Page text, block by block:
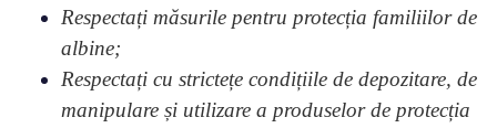
Respectați măsurile pentru protecția familiilor de
albine;
Respectați cu strictețe condițiile de depozitare, de
manipulare și utilizare a produselor de protecția